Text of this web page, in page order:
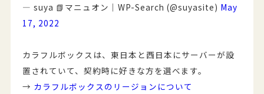
— suya 📗マニュオン｜WP-Search (@suyasite) May
17, 2022
カラフルボックスは、東日本と西日本にサーバーが設
置されていて、契約時に好きな方を選べます。
→ カラフルボックスのリージョンについて